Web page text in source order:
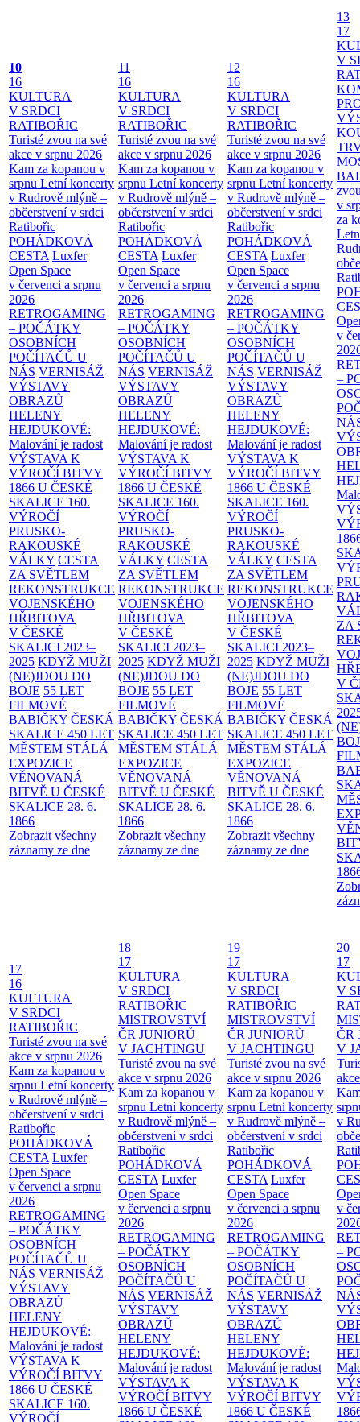
10
16
KULTURA
V SRDCI
RATIBOŘIC
Turisté zvou na své
akce v srpnu 2026
Kam za kopanou v
srpnu Letní koncerty
v Rudrově mlýně –
občerstvení v srdci
Ratibořic
POHÁDKOVÁ
CESTA Luxfer
Open Space
v červenci a srpnu
2026
RETROGAMING
– POČÁTKY
OSOBNÍCH
POČÍTAČŮ U
NÁS VERNISÁŽ
VÝSTAVY
OBRAZŮ
HELENY
HEJDUKOVÉ:
Malování je radost
VÝSTAVA K
VÝROČÍ BITVY
1866 U ČESKÉ
SKALICE 160.
VÝROČÍ
PRUSKO-
RAKOUSKÉ
VÁLKY CESTA
ZA SVĚTLEM
REKONSTRUKCE
VOJENSKÉHO
HŘBITOVA
V ČESKÉ
SKALICI 2023–
2025 KDYŽ MUŽI
(NE)JDOU DO
BOJE 55 LET
FILMOVÉ
BABIČKY ČESKÁ
SKALICE 450 LET
MĚSTEM STÁLÁ
EXPOZICE
VĚNOVANÁ
BITVĚ U ČESKÉ
SKALICE 28. 6.
1866
Zobrazit všechny
záznamy ze dne
11
16
KULTURA
V SRDCI
RATIBOŘIC
Turisté zvou na své
akce v srpnu 2026
Kam za kopanou v
srpnu Letní koncerty
v Rudrově mlýně –
občerstvení v srdci
Ratibořic
POHÁDKOVÁ
CESTA Luxfer
Open Space
v červenci a srpnu
2026
RETROGAMING
– POČÁTKY
OSOBNÍCH
POČÍTAČŮ U
NÁS VERNISÁŽ
VÝSTAVY
OBRAZŮ
HELENY
HEJDUKOVÉ:
Malování je radost
VÝSTAVA K
VÝROČÍ BITVY
1866 U ČESKÉ
SKALICE 160.
VÝROČÍ
PRUSKO-
RAKOUSKÉ
VÁLKY CESTA
ZA SVĚTLEM
REKONSTRUKCE
VOJENSKÉHO
HŘBITOVA
V ČESKÉ
SKALICI 2023–
2025 KDYŽ MUŽI
(NE)JDOU DO
BOJE 55 LET
FILMOVÉ
BABIČKY ČESKÁ
SKALICE 450 LET
MĚSTEM STÁLÁ
EXPOZICE
VĚNOVANÁ
BITVĚ U ČESKÉ
SKALICE 28. 6.
1866
Zobrazit všechny
záznamy ze dne
12
16
KULTURA
V SRDCI
RATIBOŘIC
Turisté zvou na své
akce v srpnu 2026
Kam za kopanou v
srpnu Letní koncerty
v Rudrově mlýně –
občerstvení v srdci
Ratibořic
POHÁDKOVÁ
CESTA Luxfer
Open Space
v červenci a srpnu
2026
RETROGAMING
– POČÁTKY
OSOBNÍCH
POČÍTAČŮ U
NÁS VERNISÁŽ
VÝSTAVY
OBRAZŮ
HELENY
HEJDUKOVÉ:
Malování je radost
VÝSTAVA K
VÝROČÍ BITVY
1866 U ČESKÉ
SKALICE 160.
VÝROČÍ
PRUSKO-
RAKOUSKÉ
VÁLKY CESTA
ZA SVĚTLEM
REKONSTRUKCE
VOJENSKÉHO
HŘBITOVA
V ČESKÉ
SKALICI 2023–
2025 KDYŽ MUŽI
(NE)JDOU DO
BOJE 55 LET
FILMOVÉ
BABIČKY ČESKÁ
SKALICE 450 LET
MĚSTEM STÁLÁ
EXPOZICE
VĚNOVANÁ
BITVĚ U ČESKÉ
SKALICE 28. 6.
1866
Zobrazit všechny
záznamy ze dne
13
17
V
v
za
v
–
ZA
V
17
16
KULTURA
V SRDCI
RATIBOŘIC
Turisté zvou na své
akce v srpnu 2026
Kam za kopanou v
srpnu Letní koncerty
v Rudrově mlýně –
občerstvení v srdci
Ratibořic
POHÁDKOVÁ
CESTA Luxfer
Open Space
v červenci a srpnu
2026
RETROGAMING
– POČÁTKY
OSOBNÍCH
POČÍTAČŮ U
NÁS VERNISÁŽ
VÝSTAVY
OBRAZŮ
HELENY
HEJDUKOVÉ:
Malování je radost
VÝSTAVA K
VÝROČÍ BITVY
1866 U ČESKÉ
SKALICE 160.
VÝROČÍ
18
17
KULTURA
V SRDCI
RATIBOŘIC
MISTROVSTVÍ
ČR JUNIORŮ
V JACHTINGU
Turisté zvou na své
akce v srpnu 2026
Kam za kopanou v
srpnu Letní koncerty
v Rudrově mlýně –
občerstvení v srdci
Ratibořic
POHÁDKOVÁ
CESTA Luxfer
Open Space
v červenci a srpnu
2026
RETROGAMING
– POČÁTKY
OSOBNÍCH
POČÍTAČŮ U
NÁS VERNISÁŽ
VÝSTAVY
OBRAZŮ
HELENY
HEJDUKOVÉ:
Malování je radost
VÝSTAVA K
VÝROČÍ BITVY
1866 U ČESKÉ
19
17
KULTURA
V SRDCI
RATIBOŘIC
MISTROVSTVÍ
ČR JUNIORŮ
V JACHTINGU
Turisté zvou na své
akce v srpnu 2026
Kam za kopanou v
srpnu Letní koncerty
v Rudrově mlýně –
občerstvení v srdci
Ratibořic
POHÁDKOVÁ
CESTA Luxfer
Open Space
v červenci a srpnu
2026
RETROGAMING
– POČÁTKY
OSOBNÍCH
POČÍTAČŮ U
NÁS VERNISÁŽ
VÝSTAVY
OBRAZŮ
HELENY
HEJDUKOVÉ:
Malování je radost
VÝSTAVA K
VÝROČÍ BITVY
1866 U ČESKÉ
20
17
V
ČR
V
v
v
–